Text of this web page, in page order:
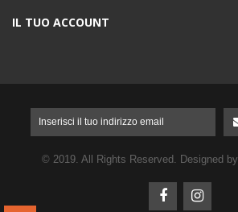
IL TUO ACCOUNT
© 2019. All Rights Reserved. Designed by